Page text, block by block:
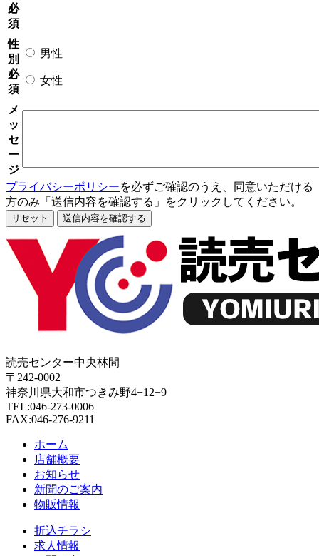
必
須
性
別
必
須
男性
女性
メ
ッ
セ
ー
ジ
プライバシーポリシーを必ずご確認のうえ、同意いただける
方のみ「送信内容を確認する」をクリックしてください。
読売センター中央林間
〒242-0002
神奈川県大和市つきみ野4−12−9
TEL:046-273-0006
FAX:046-276-9211
ホーム
店舗概要
お知らせ
新聞のご案内
物販情報
折込チラシ
求人情報